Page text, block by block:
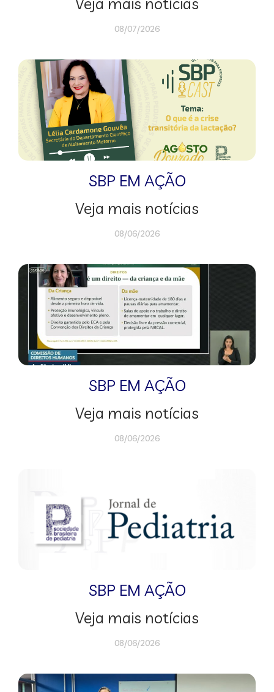
08/07/2026
SBP EM AÇÃO
Veja mais notícias
08/06/2026
SBP EM AÇÃO
Veja mais notícias
08/06/2026
SBP EM AÇÃO
Veja mais notícias
08/06/2026